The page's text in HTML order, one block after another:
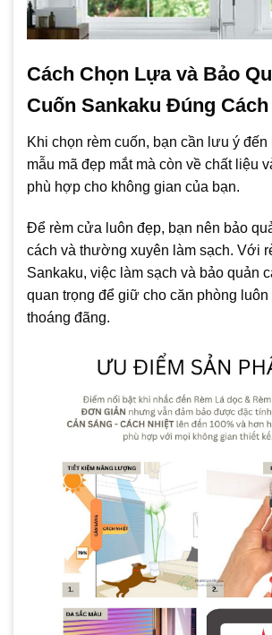
Cách Chọn Lựa và Bảo
Cuốn Sankaku Đúng Cách
Khi chọn rèm cuốn, bạn cần lưu ý đến
mẫu mã đẹp mắt mà còn về chất liệu
phù hợp cho không gian của bạn.
Để rèm cửa luôn đẹp, bạn nên bảo
cách và thường xuyên làm sạch. Với
Sankaku, việc làm sạch và bảo quản
quan trọng để giữ cho căn phòng luôn
thoáng đãng.